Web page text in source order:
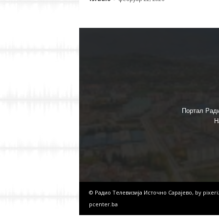
Портал
© Радио Телевизија Источно Сарајево, by
pcenter.ba